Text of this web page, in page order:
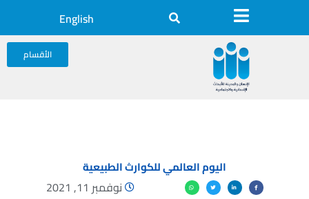
English
الأقسام
اليوم العالمي للكوارث الطبيعية
نوفمبر 11, 2021